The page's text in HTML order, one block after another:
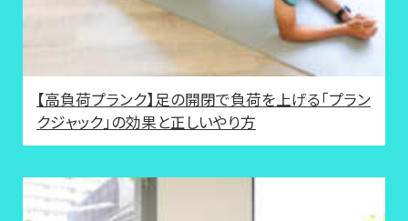
【高負荷プランク】足の開閉で負荷を上げる「プラン
クジャック」の効果と正しいやり方